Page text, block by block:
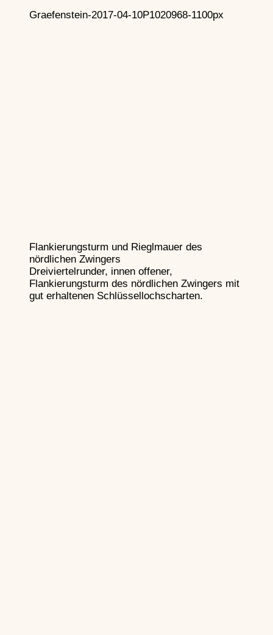
Graefenstein-2017-04-10P1020968-1100px
Flankierungsturm und Rieglmauer des
nördlichen Zwingers
Dreiviertelrunder, innen offener,
Flankierungsturm des nördlichen Zwingers mit
gut erhaltenen Schlüssellochscharten.